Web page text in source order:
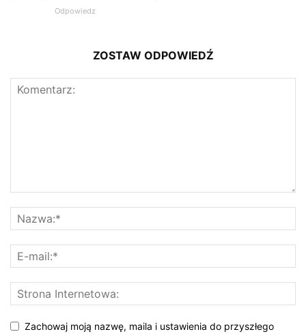
Odpowiedz
ZOSTAW ODPOWIEDŹ
Zachowaj moją nazwę, maila i ustawienia do przyszłego